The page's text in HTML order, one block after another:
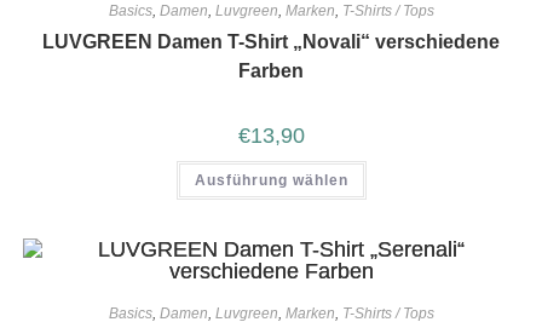
Basics, Damen Luvgreen Marken T-Shirts / Tops
LUVGREEN Damen T-Shirt „Novali“ verschiedene
Farben
€13,90
Ausführung wählen
Basics, Damen, Luvgreen, Marken, T-Shirts / Tops